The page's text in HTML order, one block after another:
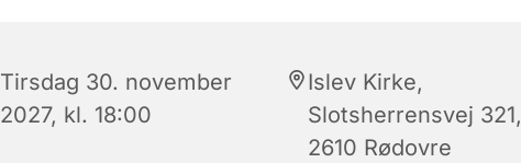
Tirsdag 30. november
2027, kl. 18:00
Islev Kirke,
Slotsherrensvej 321,
2610 Rødovre